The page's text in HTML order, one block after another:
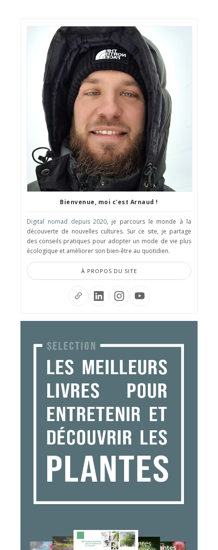
Bienvenue, moi c'est Arnaud !
Digital nomad depuis 2020, je parcours le monde à la
découverte de nouvelles cultures. Sur ce site, je partage
des conseils pratiques pour adopter un mode de vie plus
écologique et améliorer son bien-être au quotidien.
À PROPOS DU SITE